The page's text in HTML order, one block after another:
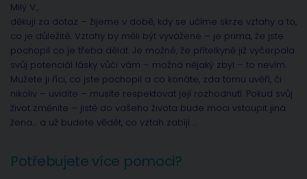
Milý V.,
děkuji za dotaz – žijeme v době, kdy se učíme skrze vztahy a to,
co je důležité. Vztahy by měli být vyvážené – je prima, že jste
pochopil co je třeba dělat. Je možné, že přítelkyně již vyčerpala
svůj potenciál lásky vůči vám – možná nějaký zbyl – to nevím.
Mužete ji říci, co jste pochopil a co konáte, zda tomu uvěří, či
nikoliv – uvidíte – musíte respektovat její rozhodnutí. Pokud svůj
život změníte – jistě do vašeho života bude moci vstoupit jiná
žena… a už budete vědět, co vztah zabíjí …
Potřebujete více pomoci?